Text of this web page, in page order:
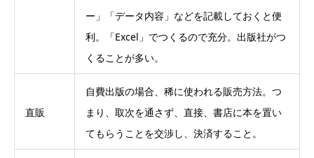
ー」「データ内容」などを記載しておくと便
利。「Excel」でつくるので充分。出版社がつ
くることが多い。
直販
自費出版の場合、稀に使われる販売方法。つ
まり、取次を通さず、直接、書店に本を置い
てもらうことを交渉し、決済すること。